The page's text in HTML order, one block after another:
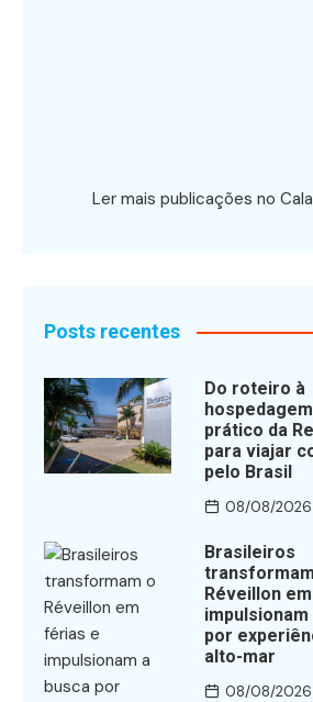
Ler mais publicações no
Posts recentes
Do roteiro à
prático da
para viajar
pelo Brasil
08/08/2026
Brasileiros
Réveillon
impulsionam
por
alto-mar
08/08/2026